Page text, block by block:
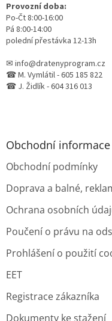
Provozní doba:
Po-Čt 8:00-16:00
Pá 8:00-14:00
polední přestávka 12-13h
✉ info@dratenyprogram.cz
☎ M. Vymlátil - 605 185 822
☎ J. Židlík - 604 316 013
Obchodní informace
Obchodní podmínky
Doprava a balné,
Ochrana osobních
Poučení o právu na
Prohlášení o použití
EET
Registrace zákazníka
Dokumenty ke stažení